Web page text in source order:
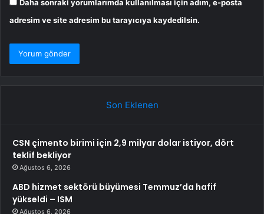
Daha sonraki yorumlarımda kullanılması için adım, e-posta
adresim ve site adresim bu tarayıcıya kaydedilsin.
Son Eklenen
CSN çimento birimi için 2,9 milyar dolar istiyor, dört
teklif bekliyor
Ağustos 6, 2026
ABD hizmet sektörü büyümesi Temmuz’da hafif
yükseldi – ISM
Ağustos 6, 2026